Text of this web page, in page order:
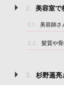
2. 美容室で
2.1. 美容師さ
2.2. 髪質や
3. 杉野遥亮